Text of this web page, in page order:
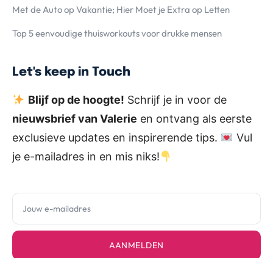
Met de Auto op Vakantie; Hier Moet je Extra op Letten
Top 5 eenvoudige thuisworkouts voor drukke mensen
Let's keep in Touch
Blijf op de hoogte! Schrijf je in voor de
nieuwsbrief van Valerie en ontvang als eerste
exclusieve updates en inspirerende tips.
Vul
je e-mailadres in en mis niks!
AANMELDEN